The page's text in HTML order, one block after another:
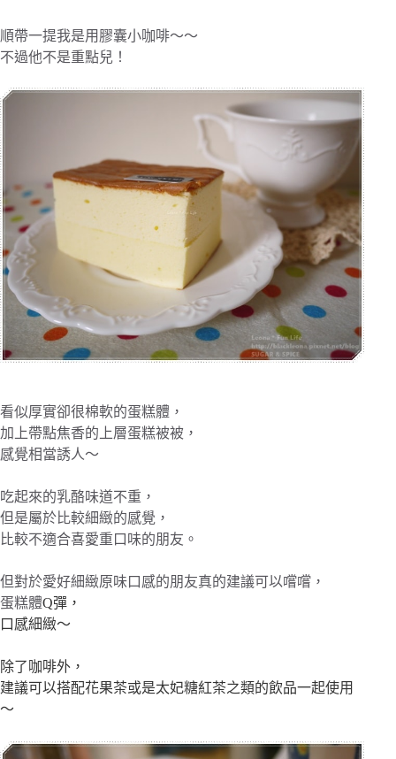
順帶一提我是用膠囊小咖啡～～
不過他不是重點兒！
看似厚實卻很棉軟的蛋糕體，
加上帶點焦香的上層蛋糕被被，
感覺相當誘人～
吃起來的乳酪味道不重，
但是屬於比較細緻的感覺，
比較不適合喜愛重口味的朋友。
但對於愛好細緻原味口感的朋友真的建議可以嚐嚐，
蛋糕體Q彈，
口感細緻～
除了咖啡外，
建議可以搭配花果茶或是太妃糖紅茶之類的飲品一起使用
～